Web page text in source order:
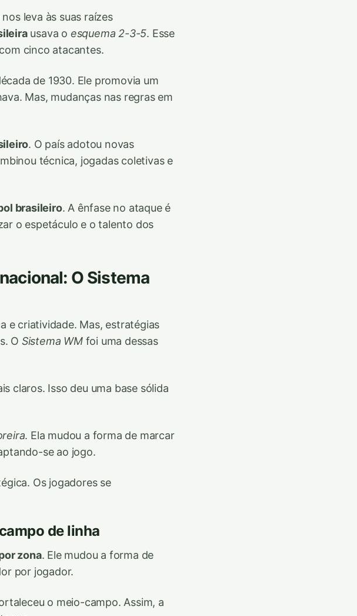
nos leva às suas raízes
usava o esquema 2-3-5. Esse
cinco atacantes.
de 1930. Ele promovia um
Mas, mudanças nas regras em
. O país adotou novas
técnica, jogadas coletivas e
brasileiro. A ênfase no ataque é
o espetáculo e o talento dos
O Sistema
e criatividade. Mas, estratégias
O Sistema WMfoi uma dessas
claros. Isso deu uma base sólida
. Ela mudou a forma de marcar
se ao jogo.
Os jogadores se
de linha
zona. Ele mudou a forma de
por jogador.
o meio-campo. Assim, a